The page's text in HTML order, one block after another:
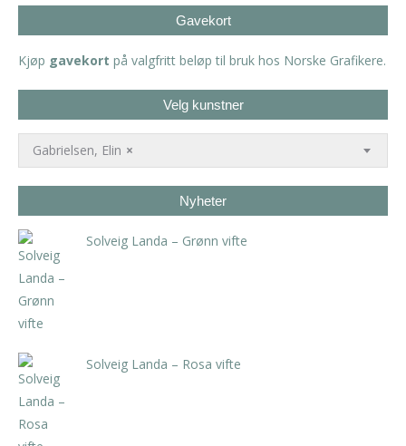
Gavekort
Kjøp gavekort på valgfritt beløp til bruk hos Norske Grafikere.
Velg kunstner
×
Gabrielsen, Elin
Nyheter
Solveig Landa – Grønn vifte
Solveig Landa – Rosa vifte